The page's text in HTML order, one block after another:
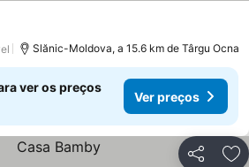
Slănic-Moldova, a 15.6 km de Târgu Ocna
ver os preços
Ver preços
Partilhar